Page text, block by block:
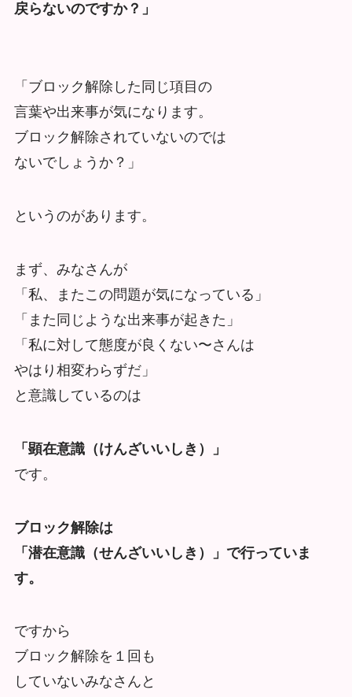
戻らないのですか？」
「ブロック解除した同じ項目の
言葉や出来事が気になります。
ブロック解除されていないのでは
ないでしょうか？」
というのがあります。
まず、みなさんが
「私、またこの問題が気になっている」
「また同じような出来事が起きた」
「私に対して態度が良くない〜さんは
やはり相変わらずだ」
と意識しているのは
「顕在意識（けんざいいしき）」
です。
ブロック解除は
「潜在意識（せんざいいしき）」で行っていま
す。
ですから
ブロック解除を１回も
していないみなさんと